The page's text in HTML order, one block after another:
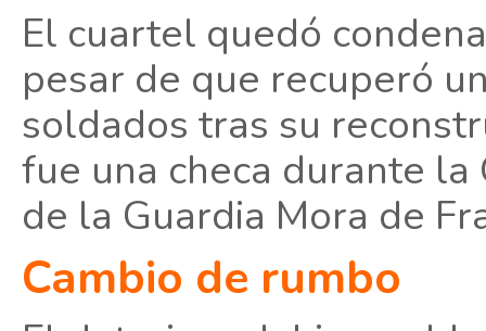
El cuartel quedó
pesar de que recuperó
soldados tras su
fue una checa durante la
de la Guardia Mora de
Cambio de rumbo